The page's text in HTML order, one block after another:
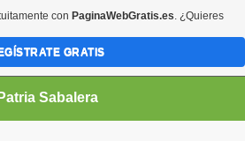
Patria Sabalera
con PaginaWebGratis.es. ¿Quieres
GRATIS